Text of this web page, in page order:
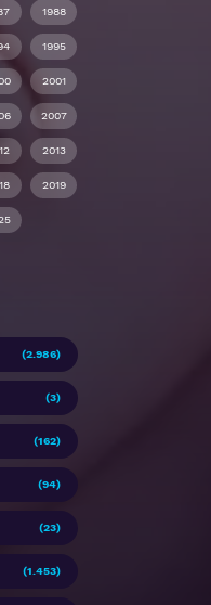
1988
1995
2001
2007
2013
2019
(2.986)
(3)
(162)
(94)
(23)
(1.453)